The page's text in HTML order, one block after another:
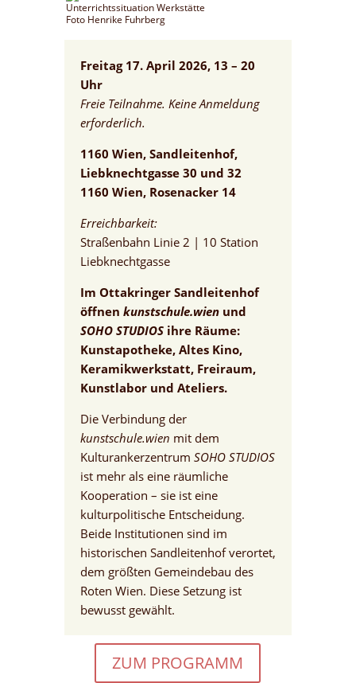
Unterrichtssituation Werkstätte
Foto Henrike Fuhrberg
Freitag 17. April 2026, 13 – 20
Uhr
Freie Teilnahme. Keine Anmeldung
erforderlich.
1160 Wien, Sandleitenhof,
Liebknechtgasse 30 und 32
1160 Wien, Rosenacker 14
Erreichbarkeit:
Straßenbahn Linie 2 | 10 Station
Liebknechtgasse
Im Ottakringer Sandleitenhof
öffnen kunstschule.wienund
SOHO STUDIOSihre Räume:
Kunstapotheke, Altes Kino,
Keramikwerkstatt, Freiraum,
Kunstlabor und Ateliers.
Die Verbindung der
kunstschule.wien mit dem
Kulturankerzentrum SOHO STUDIOS
ist mehr als eine räumliche
Kooperation – sie ist eine
kulturpolitische Entscheidung.
Beide Institutionen sind im
historischen Sandleitenhof verortet,
dem größten Gemeindebau des
Roten Wien. Diese Setzung ist
bewusst gewählt.
ZUM PROGRAMM